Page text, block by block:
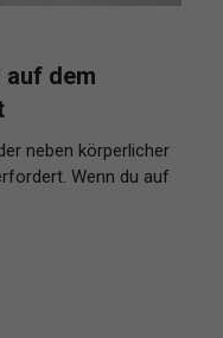
auf dem
neben körperlicher
Wenn du auf